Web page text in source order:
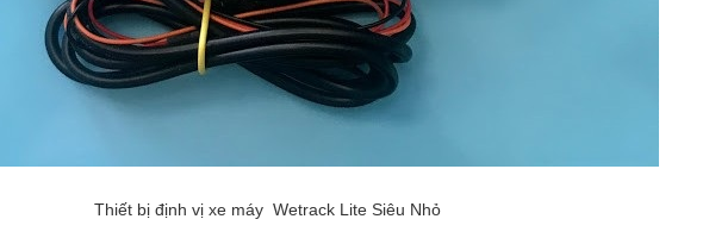
Thiết bị định vị xe máy Wetrack Lite Siêu Nhỏ